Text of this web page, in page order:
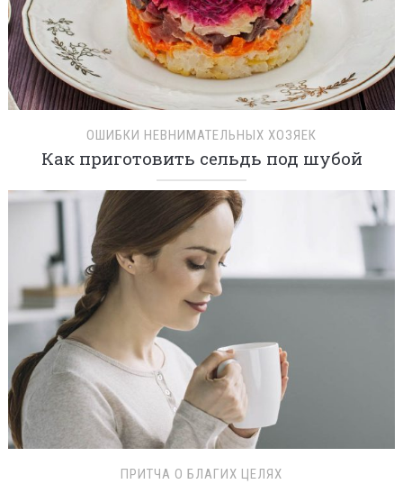
ОШИБКИ НЕВНИМАТЕЛЬНЫХ ХОЗЯЕК
Как приготовить сельдь под шубой
ПРИТЧА О БЛАГИХ ЦЕЛЯХ